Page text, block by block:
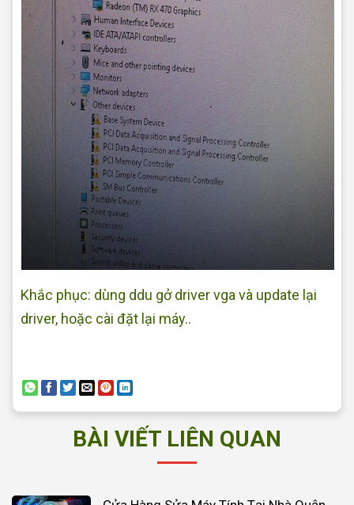
Khắc phục: dùng ddu gở driver vga và update lại
driver, hoặc cài đặt lại máy..
BÀI VIẾT LIÊN QUAN